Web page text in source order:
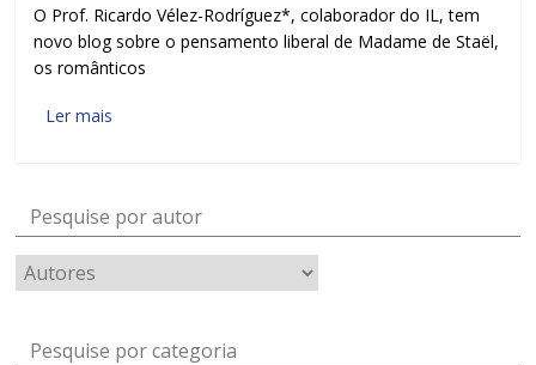
O Prof. Ricardo Vélez-Rodríguez*, colaborador do IL, tem
novo blog sobre o pensamento liberal de Madame de Staël,
os românticos
Ler mais
Pesquise por autor
Pesquise por categoria